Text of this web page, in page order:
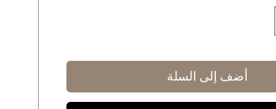
أضف إلى السلة